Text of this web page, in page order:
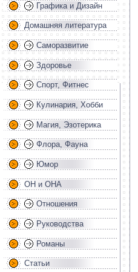
Графика и Дизайн
Домашняя литература
Саморазвитие
Здоровье
Спорт, Фитнес
Кулинария, Хобби
Магия, Эзотерика
Флора, Фауна
Юмор
ОН и ОНА
Отношения
Руководства
Романы
Статьи